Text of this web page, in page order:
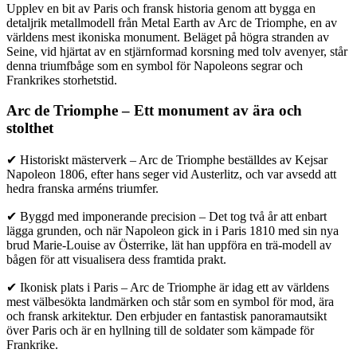
Upplev en bit av Paris och fransk historia genom att bygga en
detaljrik metallmodell från Metal Earth av Arc de Triomphe, en av
världens mest ikoniska monument. Beläget på högra stranden av
Seine, vid hjärtat av en stjärnformad korsning med tolv avenyer, står
denna triumfbåge som en symbol för Napoleons segrar och
Frankrikes storhetstid.
Arc de Triomphe – Ett monument av ära och
stolthet
✔ Historiskt mästerverk – Arc de Triomphe beställdes av Kejsar
Napoleon 1806, efter hans seger vid Austerlitz, och var avsedd att
hedra franska arméns triumfer.
✔ Byggd med imponerande precision – Det tog två år att enbart
lägga grunden, och när Napoleon gick in i Paris 1810 med sin nya
brud Marie-Louise av Österrike, lät han uppföra en trä-modell av
bågen för att visualisera dess framtida prakt.
✔ Ikonisk plats i Paris – Arc de Triomphe är idag ett av världens
mest välbesökta landmärken och står som en symbol för mod, ära
och fransk arkitektur. Den erbjuder en fantastisk panoramautsikt
över Paris och är en hyllning till de soldater som kämpade för
Frankrike.